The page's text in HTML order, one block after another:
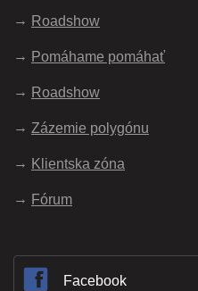
Roadshow
Pomáhame pomáhať
Roadshow
Zázemie polygónu
Klientska zóna
Fórum
Facebook